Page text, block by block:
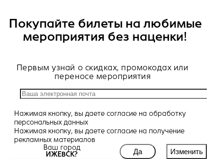
Покупайте билеты на любимые
мероприятия без наценки!
Первым узнай о скидках, промокодах или
переносе мероприятия
Нажимая кнопку, вы даете согласие на обработку
персональных данных
Нажимая кнопку, вы даете согласие на получение
рекламных материалов
Ваш город
ИЖЕВСК?
Да Изменить